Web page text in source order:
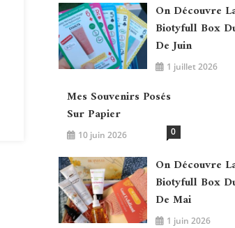
On Découvre
Biotyfull Box
De Juin
1 juillet 2026
Mes Souvenirs Posés
Sur Papier
10 juin 2026 0
On Découvre
Biotyfull Box
De Mai
1 juin 2026